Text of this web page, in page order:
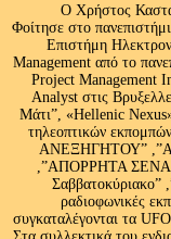
Ο Χρήστος
Φοίτησε στο
Επιστήμη
Management από το
Project Management
Analyst στις
Μάτι”, «Hellenic
τηλεοπτικών
ΑΝΕΞΗΓΗΤΟΥ”
,”ΑΠΟΡΡΗΤΑ
ραδιοφωνικές
συγκαταλέγονται τα